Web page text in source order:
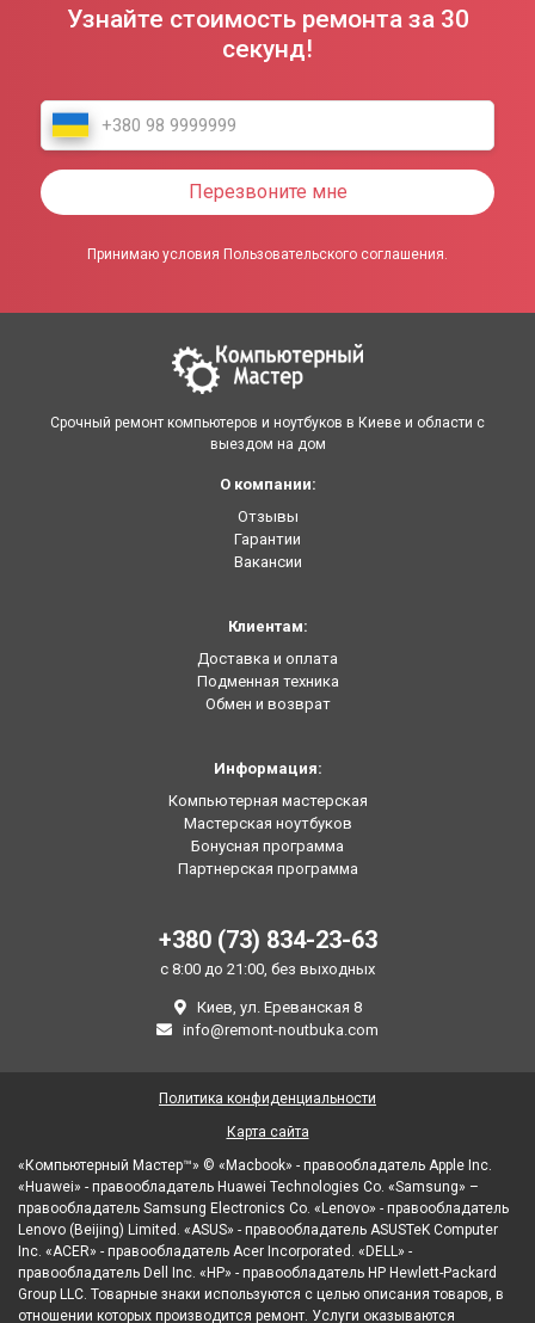
Узнайте стоимость ремонта за 30
секунд!
Перезвоните мне
Принимаю условия Пользовательского соглашения.
Срочный ремонт компьютеров и ноутбуков в Киеве и области с
выездом на дом
О компании:
Отзывы
Гарантии
Вакансии
Клиентам:
Доставка и оплата
Подменная техника
Обмен и возврат
Информация:
Компьютерная мастерская
Мастерская ноутбуков
Бонусная программа
Партнерская программа
+380 (73) 834-23-63
с 8:00 до 21:00, без выходных
Киев, ул. Ереванская 8
info@remont-noutbuka.com
«Компьютерный Мастер™» © «Macbook» - правообладатель Apple Inc.
«Huawei» - правообладатель Huawei Technologies Co. «Samsung» –
правообладатель Samsung Electronics Co. «Lenovo» - правообладатель
Lenovo (Beijing) Limited. «ASUS» - правообладатель ASUSTeK Computer
Inc. «ACER» - правообладатель Acer Incorporated. «DELL» -
правообладатель Dell Inc. «HP» - правообладатель HP Hewlett-Packard
Group LLC. Товарные знаки используются с целью описания товаров, в
отношении которых производится ремонт. Услуги оказываются
Политика конфиденциальности
Карта сайта